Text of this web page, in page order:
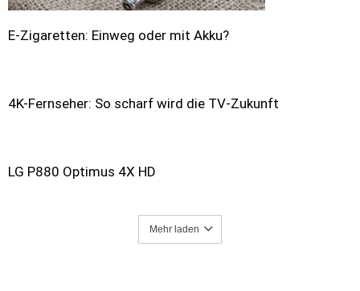
E-Zigaretten: Einweg oder mit Akku?
4K-Fernseher: So scharf wird die TV-Zukunft
LG P880 Optimus 4X HD
Mehr laden